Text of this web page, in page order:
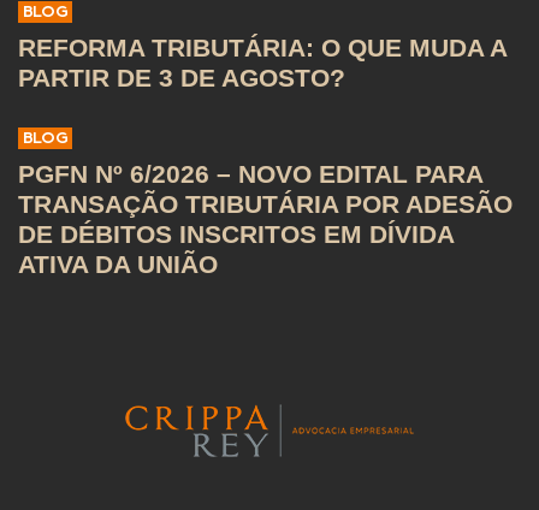
BLOG
REFORMA TRIBUTÁRIA: O QUE MUDA A
PARTIR DE 3 DE AGOSTO?
BLOG
PGFN Nº 6/2026 – NOVO EDITAL PARA
TRANSAÇÃO TRIBUTÁRIA POR ADESÃO
DE DÉBITOS INSCRITOS EM DÍVIDA
ATIVA DA UNIÃO